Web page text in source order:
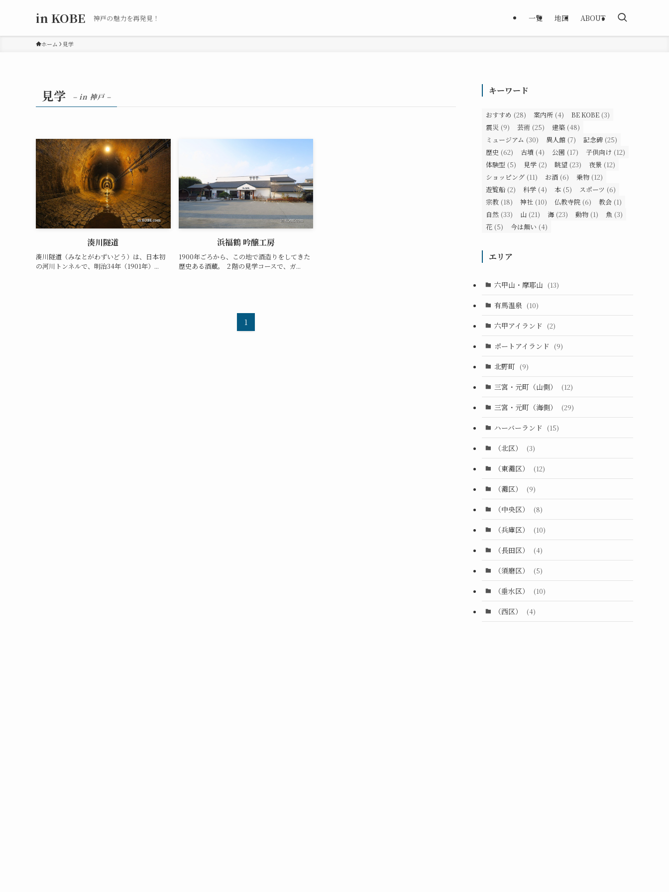
in KOBE 神戸の魅力を再発見！ 一覧 地図 ABOUT
ホーム 見学
見学 – in 神戸 –
湊川隧道
湊川隧道（みなとがわずいどう）は、日本初
の河川トンネルで、明治34年（1901年）...
浜福鶴 吟醸工房
1900年ごろから、この地で酒造りをしてきた
歴史ある酒蔵。 ２階の見学コースで、ガ...
1
キーワード
おすすめ (28) 案内所 (4) BE KOBE (3)
震災 (9) 芸術 (25) 建築 (48)
ミュージアム (30) 異人館 (7) 記念碑 (25)
歴史 (62) 古墳 (4) 公園 (17) 子供向け (12)
体験型 (5) 見学 (2) 眺望 (23) 夜景 (12)
ショッピング (11) お酒 (6) 乗物 (12)
遊覧船 (2) 科学 (4) 本 (5) スポーツ (6)
宗教 (18) 神社 (10) 仏教寺院 (6) 教会 (1)
自然 (33) 山 (21) 海 (23) 動物 (1) 魚 (3)
花 (5) 今は無い (4)
エリア
六甲山・摩耶山 (13)
有馬温泉 (10)
六甲アイランド (2)
ポートアイランド (9)
北野町 (9)
三宮・元町（山側） (12)
三宮・元町（海側） (29)
ハーバーランド (15)
（北区） (3)
（東灘区） (12)
（灘区） (9)
（中央区） (8)
（兵庫区） (10)
（長田区） (4)
（須磨区） (5)
（垂水区） (10)
（西区） (4)